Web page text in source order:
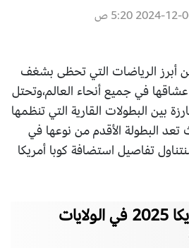
12-06 5:20 ص
أبرز الرياضات التي تحظى بشغف
في جميع أنحاء العالم،وتحتل
بين البطولات القارية التي تنظمها
تعد البطولة الأقدم من نوعها في
تفاصيل استضافة كوبا أمريكا
استضافة كوبا أمريكا 2025 في الولايات